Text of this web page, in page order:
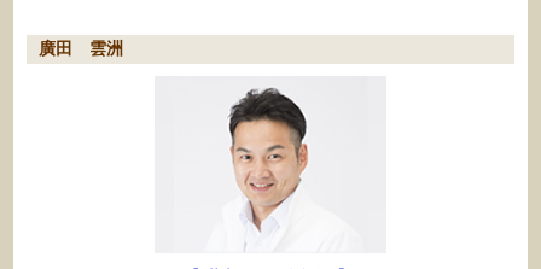
廣田 雲洲